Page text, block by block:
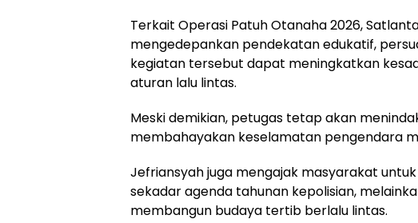
Terkait Operasi Patuh Otanaha 2026,
mengedepankan pendekatan edukatif,
kegiatan tersebut dapat meningkatkan
aturan lalu lintas.
Meski demikian, petugas tetap akan
membahayakan keselamatan pengendara
Jefriansyah juga mengajak masyarakat
sekadar agenda tahunan kepolisian,
membangun budaya tertib berlalu lintas.